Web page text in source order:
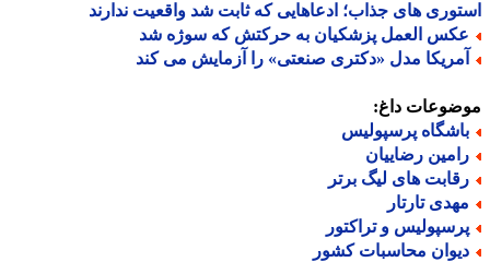
های جذاب؛ ادعاهایی که ثابت شد واقعیت ندارند
العمل پزشکیان به حرکتش که سوژه شد
مدل «دکتری صنعتی» را آزمایش می کند
داغ:
پرسپولیس
رضاییان
های لیگ برتر
تارتار
و تراکتور
محاسبات کشور